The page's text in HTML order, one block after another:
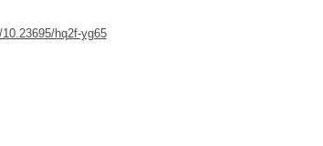
hq2f-yg65